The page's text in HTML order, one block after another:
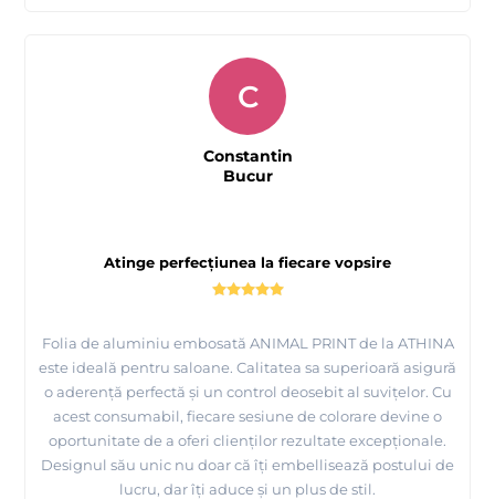
Atinge perfecțiunea la fiecare vopsire
Folia de aluminiu embosată ANIMAL PRINT de la ATHINA
este ideală pentru saloane. Calitatea sa superioară asigură
o aderență perfectă și un control deosebit al suvițelor. Cu
acest consumabil, fiecare sesiune de colorare devine o
oportunitate de a oferi clienților rezultate excepționale.
Designul său unic nu doar că îți embellisează postului de
lucru, dar îți aduce și un plus de stil.
C
Constantin
Bucur